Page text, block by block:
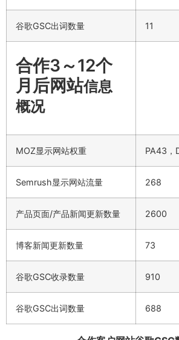
谷歌GSC出词数量 11
合作3～12个
月后网站信息
概况
MOZ显示网站权重 PA43，
Semrush显示网站流量 268
产品页面/产品新闻更新数量 2600
博客新闻更新数量 73
谷歌GSC收录数量 910
谷歌GSC出词数量 688